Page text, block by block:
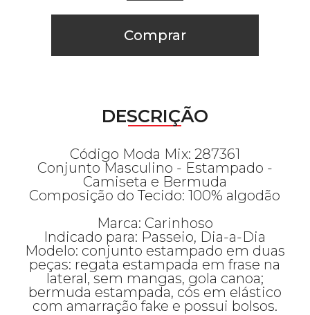
Comprar
DESCRIÇÃO
Código Moda Mix: 287361
Conjunto Masculino - Estampado -
Camiseta e Bermuda
Composição do Tecido: 100% algodão
Marca: Carinhoso
Indicado para: Passeio, Dia-a-Dia
Modelo: conjunto estampado em duas
peças: regata estampada em frase na
lateral, sem mangas, gola canoa;
bermuda estampada, cós em elástico
com amarração fake e possui bolsos.